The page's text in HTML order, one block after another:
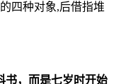
四种对象,后借指堆
书，而是七岁时开始